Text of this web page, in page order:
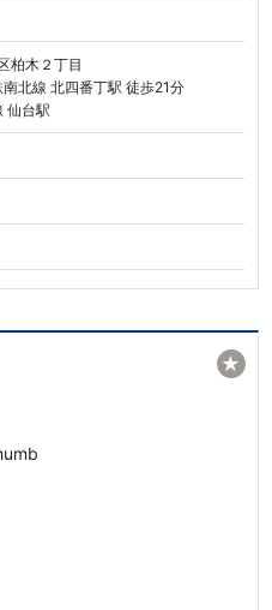
柏木２丁目
北線 北四番丁駅 徒歩21分
仙台駅
★